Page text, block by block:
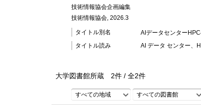
技術情報協会企画編集
技術情報協会, 2026.3
タイトル別名
AIデータセンター
タイトル読み
AI データ センター、
大学図書館所蔵 2件 / 全2件
すべての地域 すべての図書館